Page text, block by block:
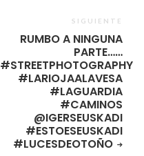
SIGUIENTE
RUMBO A NINGUNA
PARTE……
#STREETPHOTOGRAPHY
#LARIOJAALAVESA
#LAGUARDIA
#CAMINOS
@IGERSEUSKADI
#ESTOESEUSKADI
#LUCESDEOTOÑO